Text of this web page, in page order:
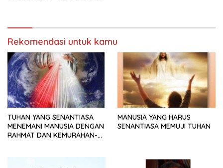
Rekomendasi untuk kamu
TUHAN YANG SENANTIASA
MENEMANI MANUSIA DENGAN
RAHMAT DAN KEMURAHAN-
MANUSIA YANG HARUS
SENANTIASA MEMUJI TUHAN